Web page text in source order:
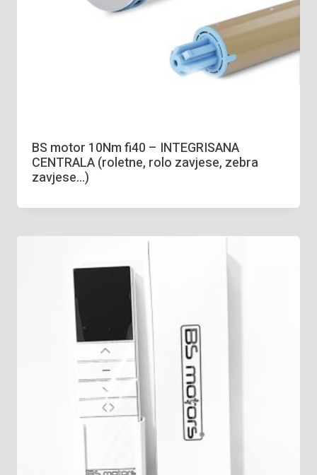
BS motor 10Nm fi40 – INTEGRISANA
CENTRALA (roletne, rolo zavjese, zebra
zavjese…)